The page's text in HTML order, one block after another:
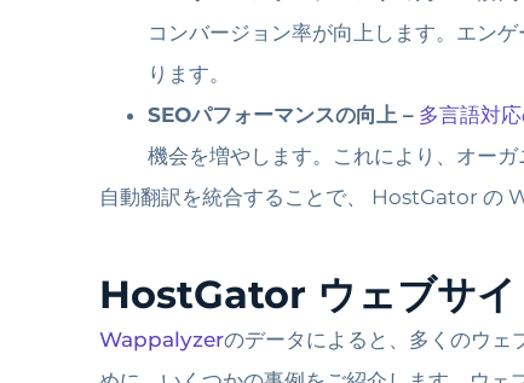
コンバージョン率が向上します。エン
ります。
SEOパフォーマンスの向上 – 多言語対
機会を増やします。これにより、オー
自動翻訳を統合することで、 HostGator の
HostGator ウェブサイ
Wappalyzerのデータによると、多くのウ